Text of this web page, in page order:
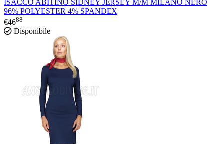
ISACCO ABITINO SIDNEY JERSEY M/M MILANO NERO
96% POLYESTER 4% SPANDEX
€4688
Disponibile